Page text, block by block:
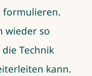
formulieren.
wieder so
Technik
kann.